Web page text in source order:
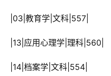
|03|教育学|文科|557|
|13|应用心理学|理科|560|
|14|档案学|文科|554|